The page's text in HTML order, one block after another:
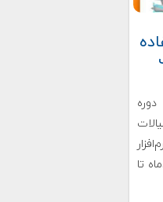
۲۲ مردادماه تا